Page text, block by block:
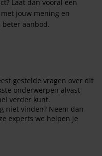
Laat dan vooral een
jouw mening en
beter aanbod.
gestelde vragen over dit
onderwerpen alvast
verder kunt.
niet vinden? Neem dan
experts we helpen je